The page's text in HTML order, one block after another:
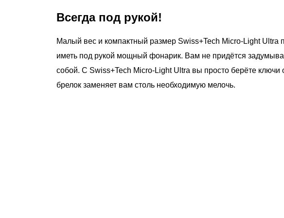
Всегда под рукой!
Малый вес и компактный размер Swiss+Tech Micro-Light Ultra
иметь под рукой мощный фонарик. Вам не придётся
собой. С Swiss+Tech Micro-Light Ultra вы просто берёте ключи
брелок заменяет вам столь необходимую мелочь.